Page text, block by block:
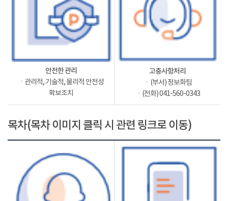
안전한 관리
ㆍ관리적, 기술적, 물리적 안전성
확보조치
고충사항처리
ㆍ(부서) 정보화팀
ㆍ(전화) 041-560-0343
목차(목차 이미지 클릭 시 관련 링크로 이동)